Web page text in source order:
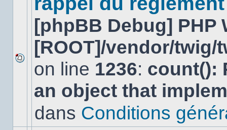
Aucun
nouveau
message
non-
dans
[phpBB Debug] PHP
[ROOT]/vendor/
on line 1236: count():
an object that
dans Conditions